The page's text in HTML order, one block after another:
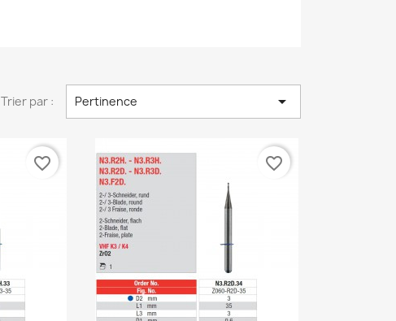
Trier par : Pertinence 
favorite_border favorite_border